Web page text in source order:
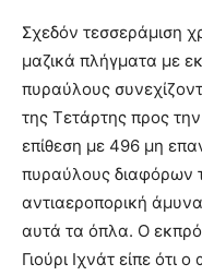
Σχεδόν τεσσεράμιση
μαζικά πλήγματα με
πυραύλους
της Τετάρτης προς
επίθεση με 496 μη
πυραύλους διαφόρων
αντιαεροπορική
αυτά τα όπλα. Ο
Γιούρι Ιχνάτ είπε ότι